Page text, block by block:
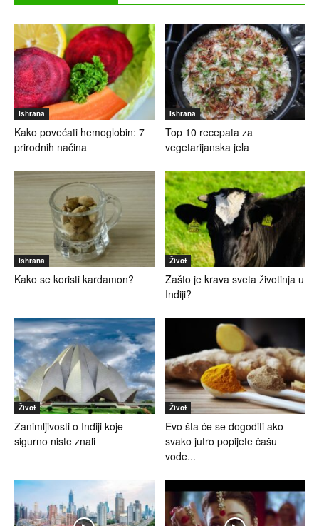
Ishrana
Kako povećati hemoglobin: 7
prirodnih načina
Ishrana
Top 10 recepata za
vegetarijanska jela
Ishrana
Kako se koristi kardamon?
Život
Zašto je krava sveta životinja u
Indiji?
Život
Zanimljivosti o Indiji koje
sigurno niste znali
Život
Evo šta će se dogoditi ako
svako jutro popijete čašu
vode...